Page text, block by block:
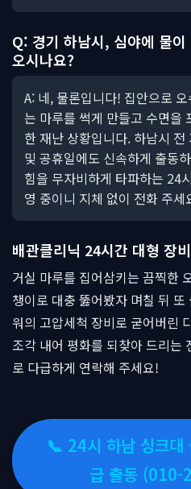
Q: 경기 하남시, 심야에 물
오시나요?
A: 네, 물론입니다! 집안으로
는 마루를 썩게 만들고 수면을
한 재난 상황입니다. 하남시
및 공휴일에도 신속하게 출동
힘을 무자비하게 타파하는 24
영 중이니 지체 없이 전화 주세
배관클리닉 24시간 대형 장
거실 마루를 집어삼키는 끔찍한
챙이로 대충 뚫어봤자 며칠 뒤
워의 고압세척 장비로 굳어버린
조각 내어 평화를 되찾아 드리는
로 다급하게 연락해 주세요!
📞 24시 하남 싱크대
급 출동